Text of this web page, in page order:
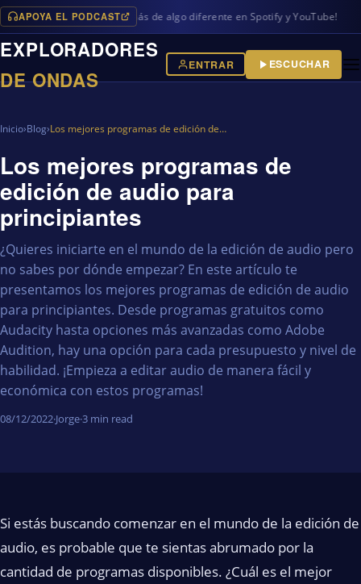
APOYA EL PODCAST
en iVoox, además de algo diferente en Spotify y YouTube!
EXPLORADORES
DE ONDAS
ENTRAR ESCUCHAR
Inicio›Blog›Los mejores programas de edición de…
Los mejores programas de
edición de audio para
principiantes
¿Quieres iniciarte en el mundo de la edición de audio pero
no sabes por dónde empezar? En este artículo te
presentamos los mejores programas de edición de audio
para principiantes. Desde programas gratuitos como
Audacity hasta opciones más avanzadas como Adobe
Audition, hay una opción para cada presupuesto y nivel de
habilidad. ¡Empieza a editar audio de manera fácil y
económica con estos programas!
08/12/2022·Jorge·3 min read
Si estás buscando comenzar en el mundo de la edición de
audio, es probable que te sientas abrumado por la
cantidad de programas disponibles. ¿Cuál es el mejor